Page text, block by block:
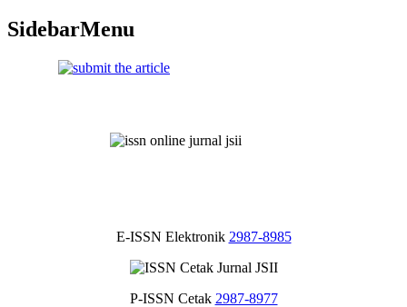
SidebarMenu
E-ISSN Elektronik 2987-8985
P-ISSN Cetak 2987-8977